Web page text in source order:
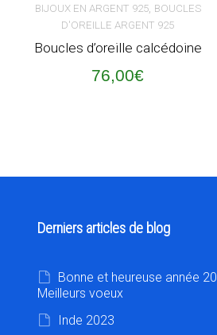
BIJOUX EN ARGENT 925, BOUCLES
D'OREILLE ARGENT 925
Boucles d’oreille calcédoine
76,00€
Derniers articles de blog
Bonne et heureuse année
Meilleurs voeux
Inde 2023